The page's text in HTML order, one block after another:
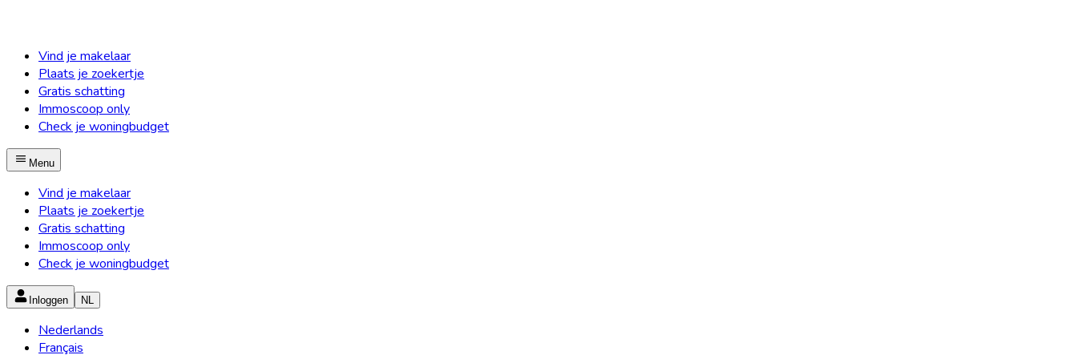
Vind je makelaar
Plaats je zoekertje
Gratis schatting
Immoscoop only
Check je woningbudget
Menu
Vind je makelaar
Plaats je zoekertje
Gratis schatting
Immoscoop only
Check je woningbudget
Inloggen NL
Nederlands
Français